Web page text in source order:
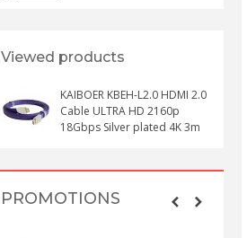
Viewed products
KAIBOER KBEH-L2.0 HDMI 2.0
Cable ULTRA HD 2160p
18Gbps Silver plated 4K 3m
PROMOTIONS